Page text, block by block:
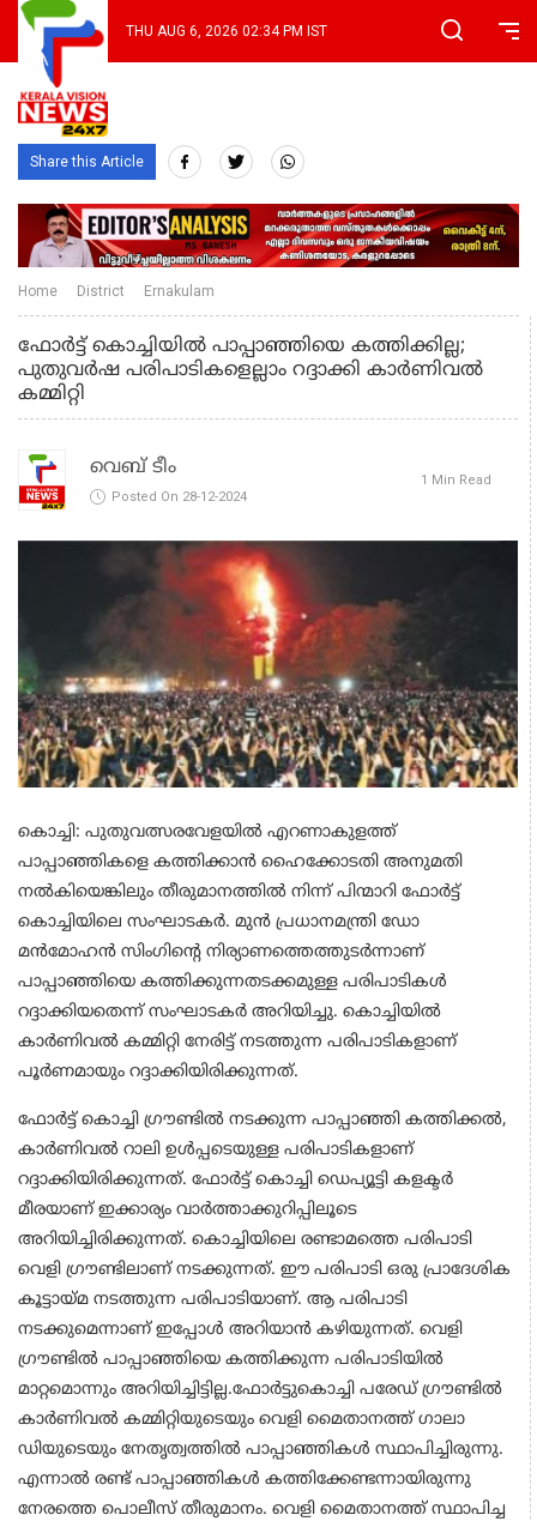
THU AUG 6, 2026 02:34 PM IST
Share this Article
Home District Ernakulam
ഫോർട്ട് കൊച്ചിയിൽ പാപ്പാഞ്ഞിയെ കത്തിക്കില്ല;
പുതുവർഷ പരിപാടികളെല്ലാം റദ്ദാക്കി കാർണിവൽ
കമ്മിറ്റി
വെബ് ടീം
Posted On 28-12-2024
1 Min Read
കൊച്ചി: പുതുവത്സരവേളയിൽ എറണാകുളത്ത്
പാപ്പാഞ്ഞികളെ കത്തിക്കാൻ ഹൈക്കോടതി അനുമതി
നൽകിയെങ്കിലും തീരുമാനത്തിൽ നിന്ന് പിന്മാറി ഫോർട്ട്
കൊച്ചിയിലെ സംഘാടകർ. മുൻ പ്രധാനമന്ത്രി ഡോ
മൻമോഹൻ സിംഗിന്റെ നിര്യാണത്തെത്തുടർന്നാണ്
പാപ്പാഞ്ഞിയെ കത്തിക്കുന്നതടക്കമുള്ള പരിപാടികൾ
റദ്ദാക്കിയതെന്ന് സംഘാടകർ അറിയിച്ചു. കൊച്ചിയിൽ
കാർണിവൽ കമ്മിറ്റി നേരിട്ട് നടത്തുന്ന പരിപാടികളാണ്
പൂർണമായും റദ്ദാക്കിയിരിക്കുന്നത്.
ഫോർട്ട് കൊച്ചി ഗ്രൗണ്ടിൽ നടക്കുന്ന പാപ്പാഞ്ഞി കത്തിക്കൽ,
കാർണിവൽ റാലി ഉൾപ്പടെയുള്ള പരിപാടികളാണ്
റദ്ദാക്കിയിരിക്കുന്നത്. ഫോർട്ട് കൊച്ചി ഡെപ്യൂട്ടി കളക്ടർ
മീരയാണ് ഇക്കാര്യം വാർത്താക്കുറിപ്പിലൂടെ
അറിയിച്ചിരിക്കുന്നത്. കൊച്ചിയിലെ രണ്ടാമത്തെ പരിപാടി
വെളി ഗ്രൗണ്ടിലാണ് നടക്കുന്നത്. ഈ പരിപാടി ഒരു പ്രാദേശിക
കൂട്ടായ്മ നടത്തുന്ന പരിപാടിയാണ്. ആ പരിപാടി
നടക്കുമെന്നാണ് ഇപ്പോൾ അറിയാൻ കഴിയുന്നത്. വെളി
ഗ്രൗണ്ടിൽ പാപ്പാഞ്ഞിയെ കത്തിക്കുന്ന പരിപാടിയിൽ
മാറ്റമൊന്നും അറിയിച്ചിട്ടില്ല.ഫോർട്ടുകൊച്ചി പരേഡ് ഗ്രൗണ്ടിൽ
കാർണിവൽ കമ്മിറ്റിയുടെയും വെളി മൈതാനത്ത് ഗാലാ
ഡിയുടെയും നേതൃത്വത്തിൽ പാപ്പാഞ്ഞികൾ സ്ഥാപിച്ചിരുന്നു.
എന്നാൽ രണ്ട് പാപ്പാഞ്ഞികൾ കത്തിക്കേണ്ടന്നായിരുന്നു
നേരത്തെ പൊലീസ് തീരുമാനം. വെളി മൈതാനത്ത് സ്ഥാപിച്ച